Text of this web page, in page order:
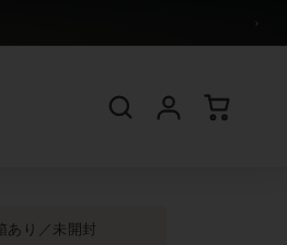
›
あり／未開封